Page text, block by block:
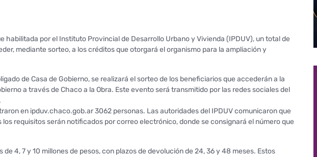
habilitada por el Instituto Provincial de Desarrollo Urbano y Vivienda (IPDUV), un total de
mediante sorteo, a los créditos que otorgará el organismo para la ampliación y
de Casa de Gobierno, se realizará el sorteo de los beneficiarios que accederán a la
a través de Chaco a la Obra. Este evento será transmitido por las redes sociales del
en ipduv.chaco.gob.ar 3062 personas. Las autoridades del IPDUV comunicaron que
requisitos serán notificados por correo electrónico, donde se consignará el número que
4, 7 y 10 millones de pesos, con plazos de devolución de 24, 36 y 48 meses. Estos